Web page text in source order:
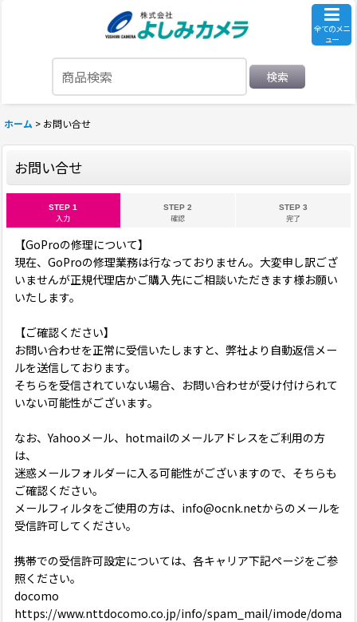
全てのメニ
ュー
検索
ホーム > お問い合せ
お問い合せ
STEP 1
入力
STEP 2
確認
STEP 3
完了
【GoProの修理について】
現在、GoProの修理業務は行なっておりません。大変申し訳ござ
いませんが正規代理店かご購入先にご相談いただきます様お願い
いたします。
【ご確認ください】
お問い合わせを正常に受信いたしますと、弊社より自動返信メー
ルを送信しております。
そちらを受信されていない場合、お問い合わせが受け付けられて
いない可能性がございます。
なお、Yahooメール、hotmailのメールアドレスをご利用の方
は、
迷惑メールフォルダーに入る可能性がございますので、そちらも
ご確認ください。
メールフィルタをご使用の方は、info@ocnk.netからのメールを
受信許可してください。
携帯での受信許可設定については、各キャリア下記ページをご参
照ください。
docomo
https://www.nttdocomo.co.jp/info/spam_mail/imode/doma